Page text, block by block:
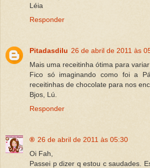
Léia
Responder
Pitadasdilu 26 de abril de 2011 às
Mais uma receitinha ótima para
Fico só imaginando como foi a
receitinhas de chocolate para nos
Bjos, Lú.
Responder
® 26 de abril de 2011 às 05:30
Oi Fah,
Passei p dizer q estou c saudades.